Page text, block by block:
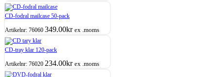
CD-fodral mailcase 50-pack
Artikelnr: 76060 349.00kr ex .moms
CD-tray klar 120-pack
Artikelnr: 76020 234.00kr ex .moms